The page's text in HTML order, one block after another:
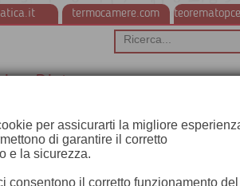
termocamere.com
Disto
fare i distanziometri laser Leica
per assicurarti la migliore
di garantire il corretto
e la sicurezza.
consentono il corretto funzionamento del